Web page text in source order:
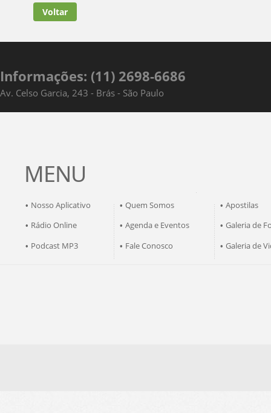
Voltar
Informações: (11) 2698-6686
Av. Celso Garcia, 243 - Brás - São Paulo
MENU
• Nosso Aplicativo • Quem Somos • Apostilas
• Rádio Online • Agenda e Eventos • Galeria de
• Podcast MP3 • Fale Conosco • Galeria de